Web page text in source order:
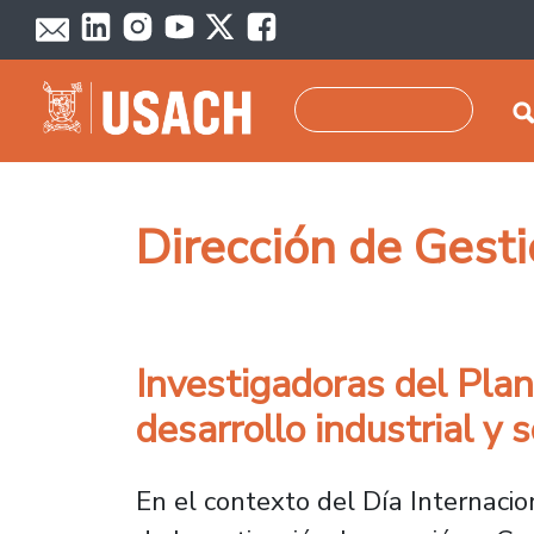
Pasar al contenido principal
Dirección de
Investigadoras del
desarrollo industrial y
En el contexto del Día